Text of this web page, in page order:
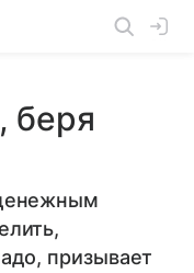
беря
призывает